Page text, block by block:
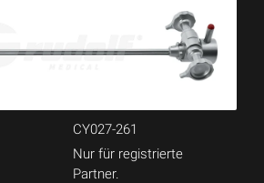
CY027-261
Nur für registrierte
Partner.